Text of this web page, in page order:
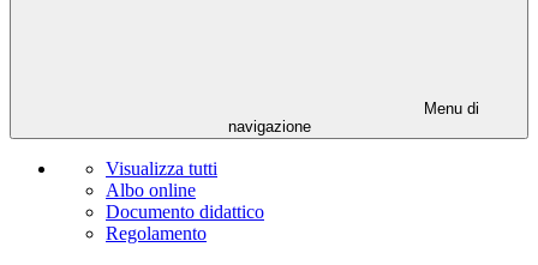
Menu di
navigazione
Visualizza tutti
Albo online
Documento didattico
Regolamento